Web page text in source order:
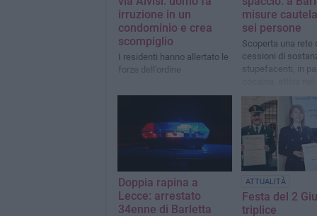
irruzione in un
condominio e crea
scompiglio
I residenti hanno allertato le
forze dell'ordine
misure
sei persone
Scoperta una rete
cessioni di
stupefacenti, in
barlettano
Doppia rapina a
Lecce: arrestato
34enne di Barletta
ATTUALITÀ
Festa del 2
triplice